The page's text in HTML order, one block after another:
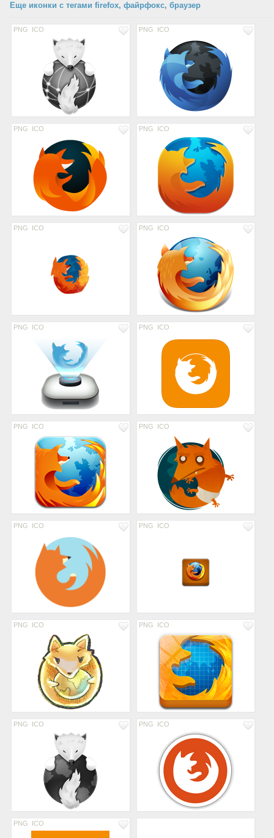
Еще иконки с тегами firefox, файрфокс, браузер
PNG ICO PNG ICO
PNG ICO PNG ICO
PNG ICO PNG ICO
PNG ICO PNG ICO
PNG ICO PNG ICO
PNG ICO PNG ICO
PNG ICO PNG ICO
PNG ICO PNG ICO
PNG ICO